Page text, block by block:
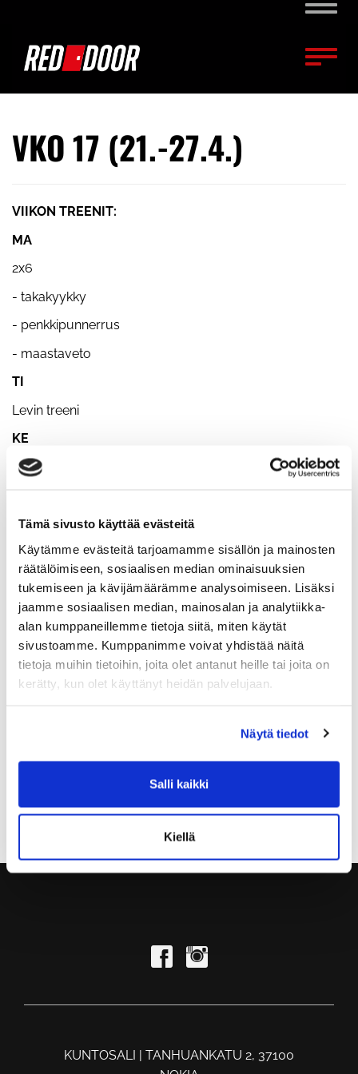
Tämä sivusto käyttää evästeitä
Käytämme evästeitä tarjoamamme sisällön ja mainosten
räätälöimiseen, sosiaalisen median ominaisuuksien
tukemiseen ja kävijämäärämme analysoimiseen. Lisäksi
jaamme sosiaalisen median, mainosalan ja analytiikka-
alan kumppaneillemme tietoja siitä, miten käytät
sivustoamme. Kumppanimme voivat yhdistää näitä
tietoja muihin tietoihin, joita olet antanut heille tai joita on
kerätty, kun olet käyttänyt heidän palvelujaan.
Näytä tiedot
Salli kaikki
Kiellä
VKO 17 (21.-27.4.)
VIIKON TREENIT:
MA
2x6
- takakyykky
- penkkipunnerrus
- maastaveto
TI
Levin treeni
KE
18.00 kehonpainotreenit
5-4-3-2-1min kaikki ergit
PE
10-9-8-7-6-5-4-3-2-1
- maastaveto
- penkkipunnerrus
- rinnalleveto riipusta kyykkyyn
18.00 kehonpainotreenit 90min
KUNTOSALI | TANHUANKATU 2, 37100